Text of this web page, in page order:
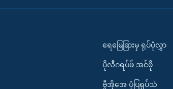
ရေမြေခြားမှ ရုပ်ပုံလွှာ
ပိုလီဂရပ်ဖ်.အင်ဖို
ဗွီအိုအေ ပုံပြရုပ်သံ